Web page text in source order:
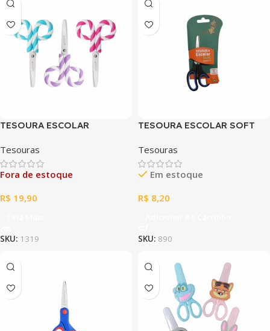
TESOURA ESCOLAR
Tesouras
Fora de estoque
R$ 19,90
SKU: 1319
TESOURA ESCOLAR SOFT
Tesouras
Em estoque
R$ 8,20
SKU: 890